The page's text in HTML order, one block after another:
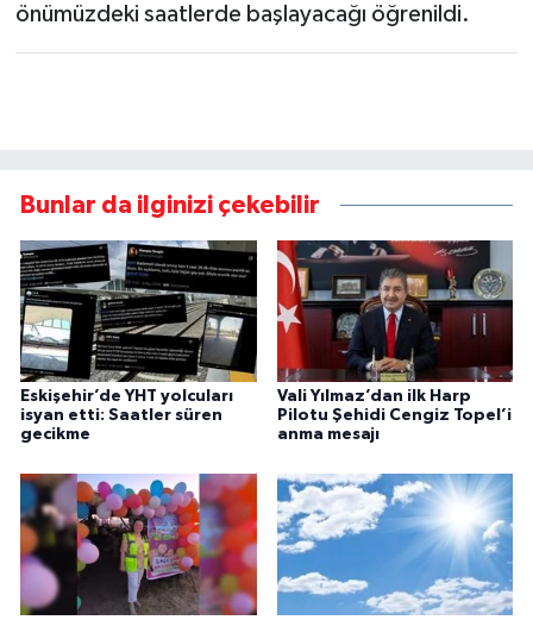
önümüzdeki saatlerde başlayacağı öğrenildi.
Bunlar da ilginizi çekebilir
Eskişehir’de YHT yolcuları
isyan etti: Saatler süren
gecikme
Vali Yılmaz’dan ilk Harp
Pilotu Şehidi Cengiz Topel’i
anma mesajı